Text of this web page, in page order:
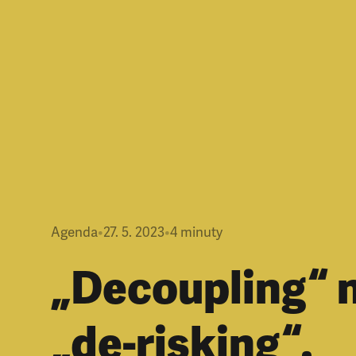
Agenda•27. 5. 2023•4 minuty
„Decoupling“
„de-risking“.